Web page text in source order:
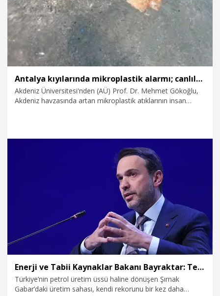
Antalya kıyılarında mikroplastik alarmı; canlıların ölümüne sebep olabiliyor
Akdeniz Üniversitesi'nden (AÜ) Prof. Dr. Mehmet Gökoğlu,
Akdeniz havzasında artan mikroplastik atıklarının insan
Bu plastikler sindirim sistemlerini tıkayarak, canlıların
ölümüne kadar varan sonuçlara neden olabiliyor" dedi.
Enerji ve Tabii Kaynaklar Bakanı Bayraktar: Terörsüz Türkiye süreciyle birlikte Gabar üretimin, istihdamın ve umudun adresi oldu
Türkiye’nin petrol üretim üssü haline dönüşen Şırnak
Gabar’daki üretim sahası, kendi rekorunu bir kez daha